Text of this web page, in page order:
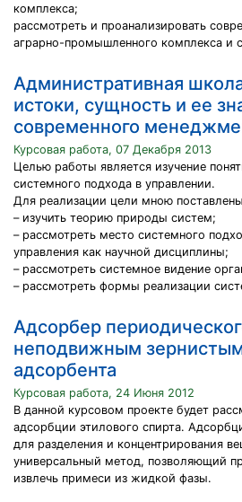
комплекса;
рассмотреть и проанализировать
аграрно-промышленного комплекса и
Административная
истоки, сущность и ее
современного
Курсовая работа, 07 Декабря 2013
Целью работы является изучение
системного подхода в управлении.
Для реализации цели мною
– изучить теорию природы систем;
– рассмотреть место системного
управления как научной дисциплины;
– рассмотреть системное видение
– рассмотреть формы реализации
Адсорбер
неподвижным
адсорбента
Курсовая работа, 24 Июня 2012
В данной курсовом проекте будет
адсорбции этилового спирта.
для разделения и концентрирования
универсальный метод, позволяющий
извлечь примеси из жидкой фазы.